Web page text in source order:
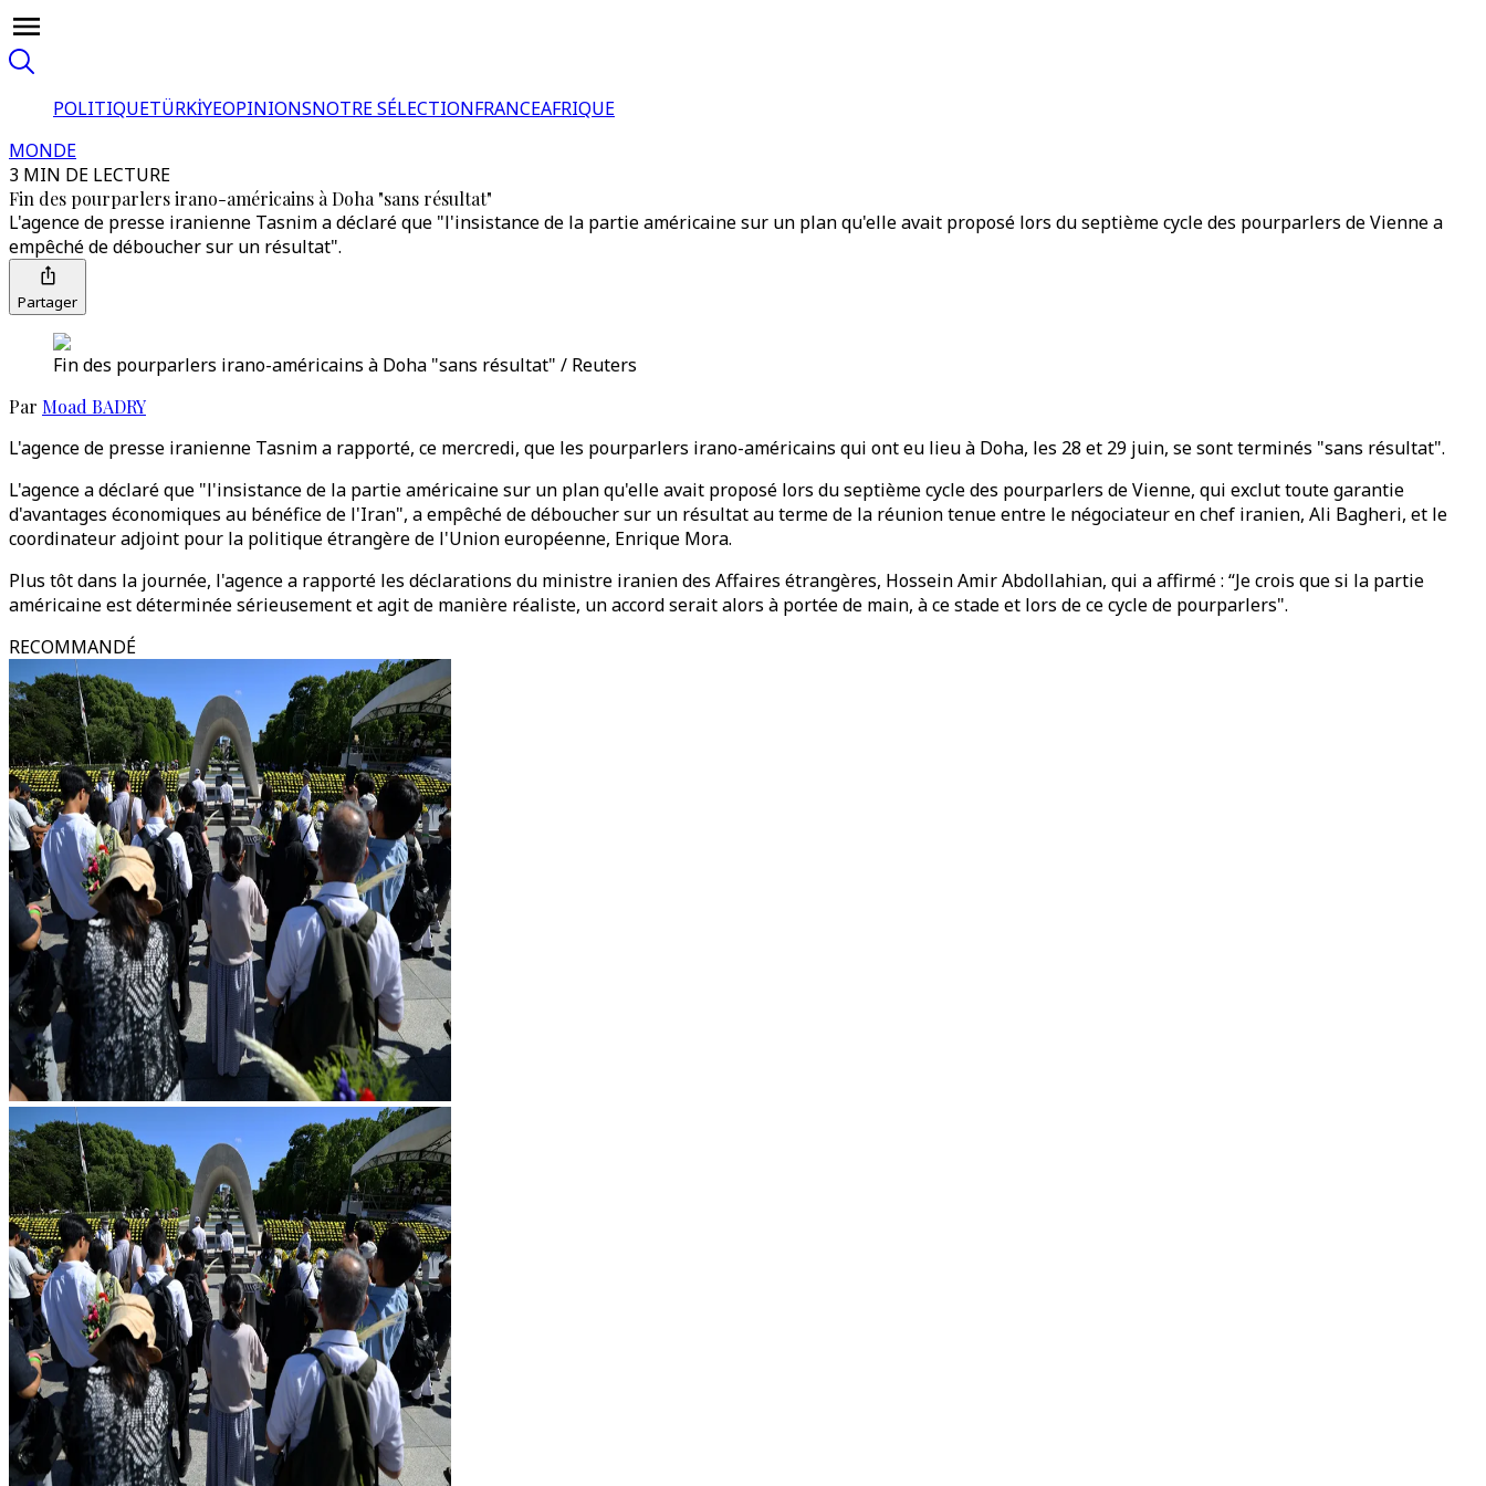
POLITIQUETÜRKİYEOPINIONSNOTRE SÉLECTIONFRANCEAFRIQUE
MONDE
3 MIN DE LECTURE
Fin des pourparlers irano-américains à Doha "sans résultat"
L'agence de presse iranienne Tasnim a déclaré que "l'insistance de la partie américaine sur un plan qu'elle avait proposé lors du septième cycle des pourparlers de Vienne a
empêché de déboucher sur un résultat".
Partager
Fin des pourparlers irano-américains à Doha "sans résultat" / Reuters
Par Moad BADRY
L'agence de presse iranienne Tasnim a rapporté, ce mercredi, que les pourparlers irano-américains qui ont eu lieu à Doha, les 28 et 29 juin, se sont terminés "sans résultat".
L'agence a déclaré que "l'insistance de la partie américaine sur un plan qu'elle avait proposé lors du septième cycle des pourparlers de Vienne, qui exclut toute garantie
d'avantages économiques au bénéfice de l'Iran", a empêché de déboucher sur un résultat au terme de la réunion tenue entre le négociateur en chef iranien, Ali Bagheri, et le
coordinateur adjoint pour la politique étrangère de l'Union européenne, Enrique Mora.
Plus tôt dans la journée, l'agence a rapporté les déclarations du ministre iranien des Affaires étrangères, Hossein Amir Abdollahian, qui a affirmé : “Je crois que si la partie
américaine est déterminée sérieusement et agit de manière réaliste, un accord serait alors à portée de main, à ce stade et lors de ce cycle de pourparlers".
RECOMMANDÉ